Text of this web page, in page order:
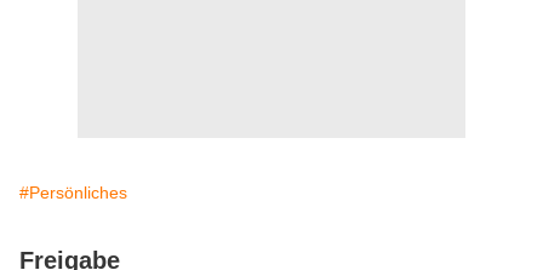
#Persönliches
Freigabe